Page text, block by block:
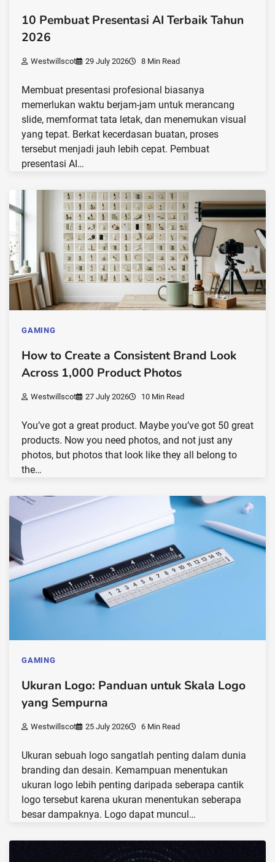
10 Pembuat Presentasi AI Terbaik Tahun
2026
Westwillscot 29 July 2026 8 Min Read
Membuat presentasi profesional biasanya
memerlukan waktu berjam-jam untuk merancang
slide, memformat tata letak, dan menemukan visual
yang tepat. Berkat kecerdasan buatan, proses
tersebut menjadi jauh lebih cepat. Pembuat
presentasi AI…
GAMING
How to Create a Consistent Brand Look
Across 1,000 Product Photos
Westwillscot 27 July 2026 10 Min Read
You’ve got a great product. Maybe you’ve got 50 great
products. Now you need photos, and not just any
photos, but photos that look like they all belong to
the…
GAMING
Ukuran Logo: Panduan untuk Skala Logo
yang Sempurna
Westwillscot 25 July 2026 6 Min Read
Ukuran sebuah logo sangatlah penting dalam dunia
branding dan desain. Kemampuan menentukan
ukuran logo lebih penting daripada seberapa cantik
logo tersebut karena ukuran menentukan seberapa
besar dampaknya. Logo dapat muncul…